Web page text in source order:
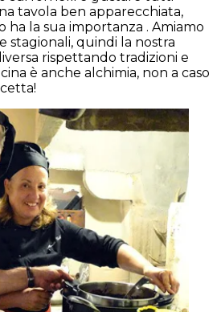
tavola ben apparecchiata,
ha la sua importanza . Amiamo
stagionali, quindi la nostra
rispettando tradizioni e
è anche alchimia, non a caso